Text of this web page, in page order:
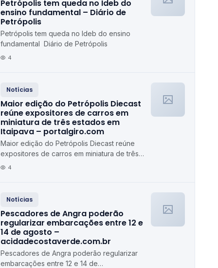
Petrópolis tem queda no Ideb do
ensino fundamental – Diário de
Petrópolis
Petrópolis tem queda no Ideb do ensino
fundamental Diário de Petrópolis
4
Notícias
Maior edição do Petrópolis Diecast
reúne expositores de carros em
miniatura de três estados em
Itaipava – portalgiro.com
Maior edição do Petrópolis Diecast reúne
expositores de carros em miniatura de três
estados em Itaipava portalgiro.com
4
Notícias
Pescadores de Angra poderão
regularizar embarcações entre 12 e
14 de agosto –
acidadecostaverde.com.br
Pescadores de Angra poderão regularizar
embarcações entre 12 e 14 de